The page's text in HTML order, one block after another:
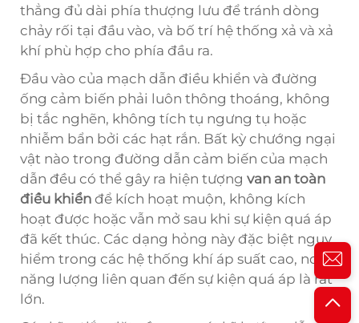
thẳng đủ dài phía thượng lưu để tránh dòng
chảy rối tại đầu vào, và bố trí hệ thống xả và xả
khí phù hợp cho phía đầu ra.
Đầu vào của mạch dẫn điều khiển và đường
ống cảm biến phải luôn thông thoáng, không
bị tắc nghẽn, không tích tụ ngưng tụ hoặc
nhiễm bẩn bởi các hạt rắn. Bất kỳ chướng ngại
vật nào trong đường dẫn cảm biến của mạch
dẫn đều có thể gây ra hiện tượng van an toàn
điều khiển để kích hoạt muộn, không kích
hoạt được hoặc vẫn mở sau khi sự kiện quá áp
đã kết thúc. Các dạng hỏng này đặc biệt nguy
hiểm trong các hệ thống khí áp suất cao, nơi
năng lượng liên quan đến sự kiện quá áp là rất
lớn.